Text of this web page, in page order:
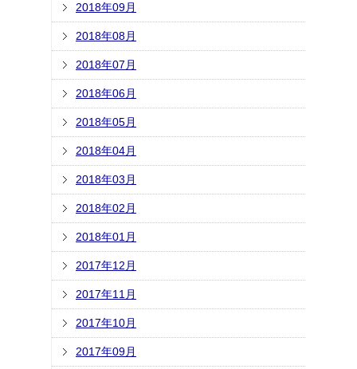
2018年09月
2018年08月
2018年07月
2018年06月
2018年05月
2018年04月
2018年03月
2018年02月
2018年01月
2017年12月
2017年11月
2017年10月
2017年09月